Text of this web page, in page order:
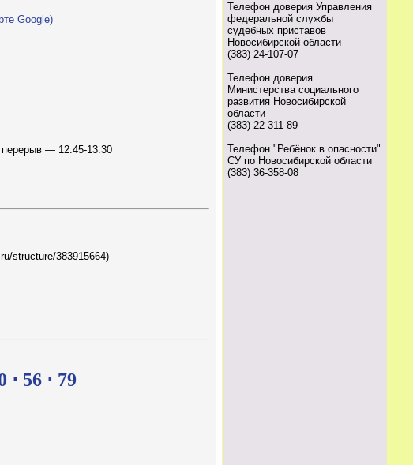
Google)
перерыв — 12.45-13.30
structure/383915664)
⋅ 56 ⋅ 79
Телефон доверия Управления
федеральной службы
судебных приставов
Новосибирской области
(383) 24-107-07
Телефон доверия
Министерства социального
развития Новосибирской
области
(383) 22-311-89
Телефон "Ребёнок в опасности"
СУ по Новосибирской области
(383) 36-358-08